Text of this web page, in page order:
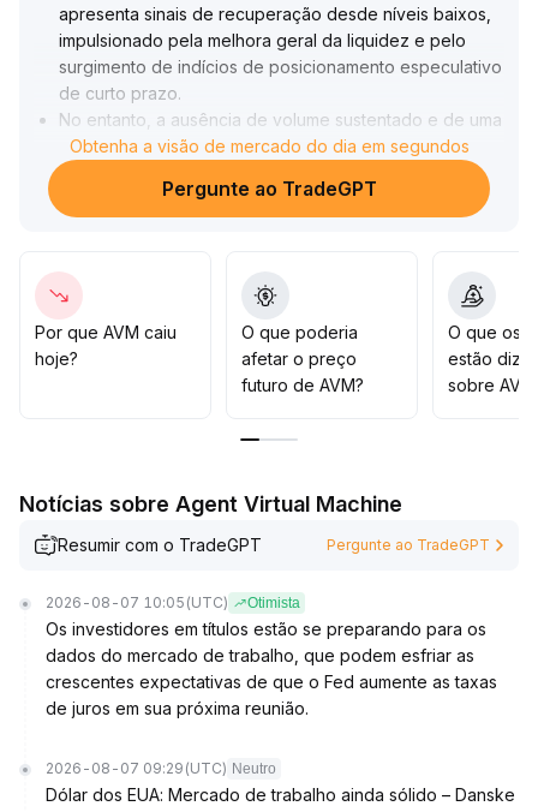
apresenta sinais de recuperação desde níveis baixos,
impulsionado pela melhora geral da liquidez e pelo
surgimento de indícios de posicionamento especulativo
de curto prazo.
No entanto, a ausência de volume sustentado e de uma
quebra de níveis técnicos chave torna o potencial de
alta e sua continuidade bastante incertos
Recomenda-se aos investidores manterem operações
perdas, e aguardarem a confirmação da atividade on-
chain e dos fundamentos do ecossistema antes de
estabelecer uma tendência de alta.
O momento para alocações de longo prazo ainda não
.
Obtenha a visão de mercado do dia em segundos
Pergunte ao TradeGPT
Por que AVM caiu
hoje?
O que poderia
afetar o preço
futuro de AVM?
O que os
estão
sobre
Notícias sobre Agent Virtual Machine
Resumir com o TradeGPT Pergunte ao TradeGPT
2026-08-07 10:05 (UTC) Otimista
Os investidores em títulos estão se preparando para os
dados do mercado de trabalho, que podem esfriar as
crescentes expectativas de que o Fed aumente as taxas
de juros em sua próxima reunião.
2026-08-07 09:29 (UTC) Neutro
Dólar dos EUA: Mercado de trabalho ainda sólido – Danske